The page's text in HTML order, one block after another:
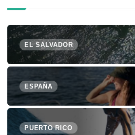
EL SALVADOR
ESPAÑA
PUERTO RICO